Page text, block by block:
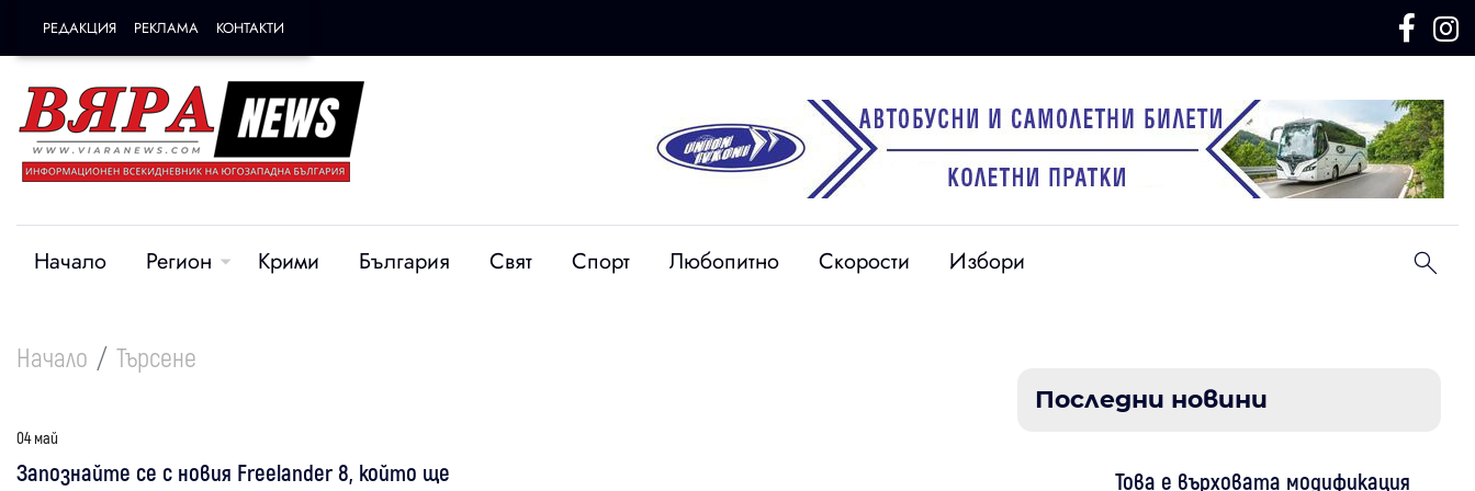
РЕДАКЦИЯ РЕКЛАМА КОНТАКТИ
Начало Регион Крими България Свят Спорт Любопитно Скорости Избори
Начало Търсене
04 май
Запознайте се с новия Freelander 8, който ще
Последни новини
Това е върховата модификация